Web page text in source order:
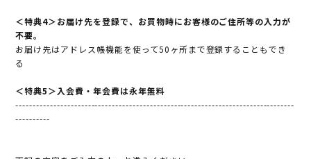
＜特典4＞お届け先を登録で、お買物時にお客様のご住所等の入力が
不要。
お届け先はアドレス帳機能を使って50ヶ所まで登録することもでき
る
＜特典5＞入会費・年会費は永年無料
---------------------------------------------------------------------------------
----------